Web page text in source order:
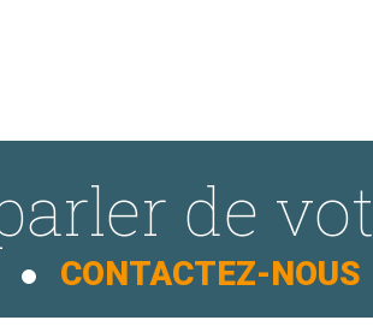
de
CONTACTEZ-NOUS